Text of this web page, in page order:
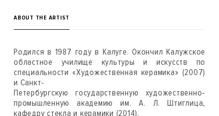
ABOUT THE ARTIST
Родился в 1987 году в Калуге. Окончил Калужское
областное училище культуры и искусств по
специальности «Художественная керамика» (2007)
и Санкт-
Петербургскую государственную художественно-
промышленную академию им. А. Л. Штиглица,
кафедру стекла и керамики (2014).